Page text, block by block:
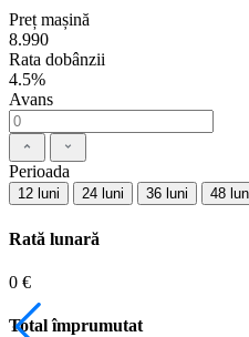
Preț mașină
8.990
Rata dobânzii
4.5%
Avans
Perioada
12 luni 24 luni 36 luni 48
Rată lunară
0 €
Total împrumutat